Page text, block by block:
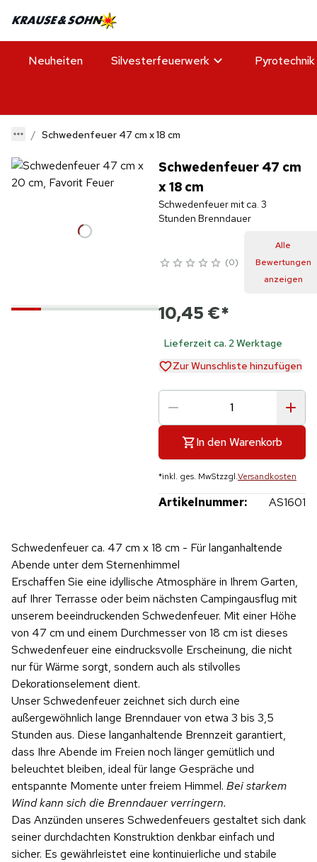
Neuheiten Silvesterfeuerwerk Pyrotechnik
Schwedenfeuer 47 cm x 18 cm
Schwedenfeuer 47 cm
x 18 cm
Schwedenfeuer mit ca. 3
Stunden Brenndauer
0
Alle
Bewertungen
anzeigen
10,45 €*
Lieferzeit ca. 2 Werktage
Zur Wunschliste hinzufügen
In den Warenkorb
*inkl. ges. MwStzzgl.Versandkosten
Artikelnummer: AS1601
Schwedenfeuer ca. 47 cm x 18 cm - Für langanhaltende
Abende unter dem Sternenhimmel
Erschaffen Sie eine idyllische Atmosphäre in Ihrem Garten,
auf Ihrer Terrasse oder beim nächsten Campingausflug mit
unserem beeindruckenden Schwedenfeuer. Mit einer Höhe
von 47 cm und einem Durchmesser von 18 cm ist dieses
Schwedenfeuer eine eindrucksvolle Erscheinung, die nicht
nur für Wärme sorgt, sondern auch als stilvolles
Dekorationselement dient.
Unser Schwedenfeuer zeichnet sich durch eine
außergewöhnlich lange Brenndauer von etwa 3 bis 3,5
Stunden aus. Diese langanhaltende Brennzeit garantiert,
dass Ihre Abende im Freien noch länger gemütlich und
beleuchtet bleiben, ideal für lange Gespräche und
entspannte Momente unter freiem Himmel. Bei starkem
Wind kann sich die Brenndauer verringern.
Das Anzünden unseres Schwedenfeuers gestaltet sich dank
seiner durchdachten Konstruktion denkbar einfach und
sicher. Es gewährleistet eine kontinuierliche und stabile